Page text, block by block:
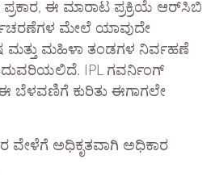
ಈ ಮಾರಾಟ ಪ್ರಕ್ರಿಯೆ ಆರ್‌ಸಿಬಿ
ಮೇಲೆ ಯಾವುದೇ
ಮತ್ತು ಮಹಿಳಾ ತಂಡಗಳ ನಿರ್ವಹಣೆ
IPL ಗವರ್ನಿಂಗ್
ಬೆಳವಣಿಗೆ ಕುರಿತು ಈಗಾಗಲೇ
ವೇಳೆಗೆ ಅಧಿಕೃತವಾಗಿ ಅಧಿಕಾರ